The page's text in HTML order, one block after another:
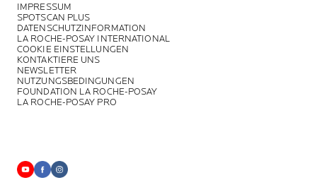
IMPRESSUM
SPOTSCAN PLUS
DATENSCHUTZINFORMATION
LA ROCHE-POSAY INTERNATIONAL
COOKIE EINSTELLUNGEN
KONTAKTIERE UNS
NEWSLETTER
NUTZUNGSBEDINGUNGEN
FOUNDATION LA ROCHE-POSAY
LA ROCHE-POSAY PRO